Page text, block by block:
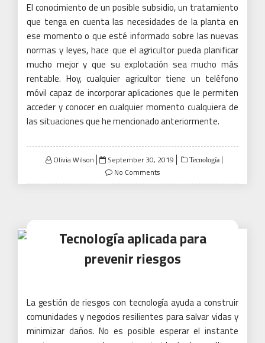
El conocimiento de un posible subsidio, un tratamiento
que tenga en cuenta las necesidades de la planta en
ese momento o que esté informado sobre las nuevas
normas y leyes, hace que el agricultor pueda planificar
mucho mejor y que su explotación sea mucho más
rentable. Hoy, cualquier agricultor tiene un teléfono
móvil capaz de incorporar aplicaciones que le permiten
acceder y conocer en cualquier momento cualquiera de
las situaciones que he mencionado anteriormente.
Olivia Wilson
Posted
on
September 30, 2019 Tecnología
No Comments
Tecnología aplicada para
prevenir riesgos
La gestión de riesgos con tecnología ayuda a construir
comunidades y negocios resilientes para salvar vidas y
minimizar daños.No es posible esperar el instante